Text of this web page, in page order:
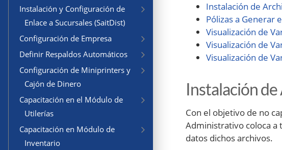
Instalación y Configuración de
Enlace a Sucursales (SaitDist)
Configuración de Empresa
Definir Respaldos Automáticos
Configuración de Miniprinters y
Cajón de Dinero
Capacitación en el Módulo de
Utilerías
Capacitación en Módulo de
Inventario
Instalación de
Pólizas a Generar
Visualización de
Visualización de
Visualización de
Instalación
Con el objetivo de no
Administrativo coloca a
datos dichos archivos.